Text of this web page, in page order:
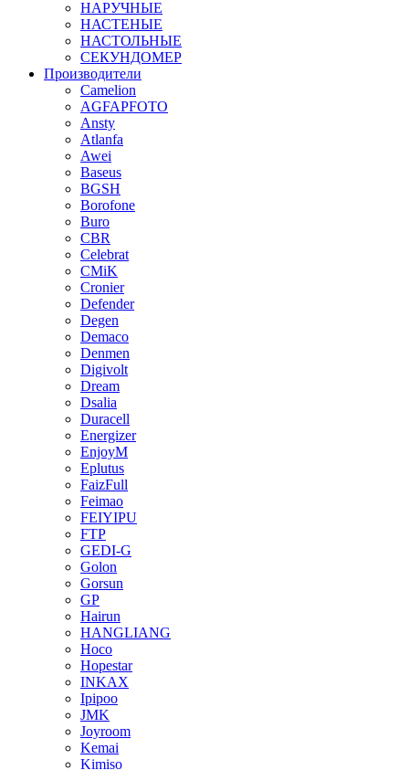
НАРУЧНЫЕ
НАСТЕНЫЕ
НАСТОЛЬНЫЕ
СЕКУНДОМЕР
Производители
Camelion
AGFAPFOTO
Ansty
Atlanfa
Awei
Baseus
BGSH
Borofone
Buro
CBR
Celebrat
CMiK
Cronier
Defender
Degen
Demaco
Denmen
Digivolt
Dream
Dsalia
Duracell
Energizer
EnjoyM
Eplutus
FaizFull
Feimao
FEIYIPU
FTP
GEDI-G
Golon
Gorsun
GP
Hairun
HANGLIANG
Hoco
Hopestar
INKAX
Ipipoo
JMK
Joyroom
Kemai
Kimiso